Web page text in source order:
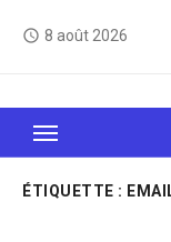
access_time 8 août 2026
Le Web, c'est
sait
ÉTIQUETTE :